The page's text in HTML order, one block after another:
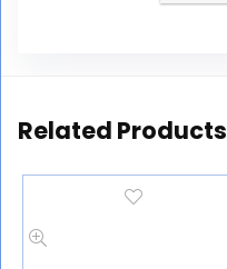
Related Products